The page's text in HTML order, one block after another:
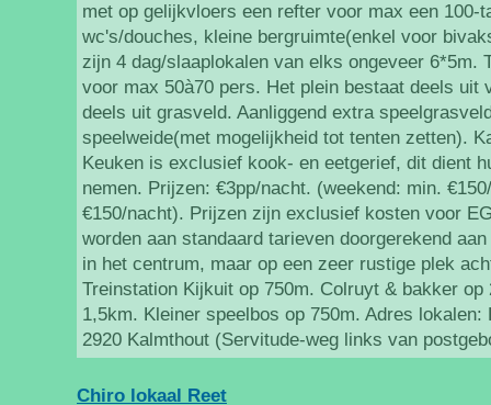
met op gelijkvloers een refter voor max een 100-
wc's/douches, kleine bergruimte(enkel voor
zijn 4 dag/slaaplokalen van elks ongeveer 6*5m.
voor max 50à70 pers. Het plein bestaat deels uit
deels uit grasveld. Aanliggend extra
speelweide(met mogelijkheid tot tenten zetten).
Keuken is exclusief kook- en eetgerief, dit dient
nemen. Prijzen: €3pp/nacht. (weekend: min.
€150/nacht). Prijzen zijn exclusief kosten voor
worden aan standaard tarieven doorgerekend
in het centrum, maar op een zeer rustige plek
Treinstation Kijkuit op 750m. Colruyt & bakker op
1,5km. Kleiner speelbos op 750m. Adres lokalen:
2920 Kalmthout (Servitude-weg links van
Chiro lokaal Reet